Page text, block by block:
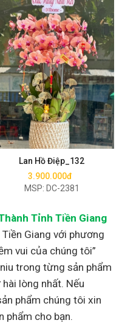
Lan Hồ Điệp_132
3.900.000đ
MSP: DC-2381
Mua ngay
Tỉnh Tiền Giang
Giang với phương
vui của chúng tôi”
trong từng sản phẩm
lòng nhất. Nếu
phẩm chúng tôi xin
phẩm cho bạn.